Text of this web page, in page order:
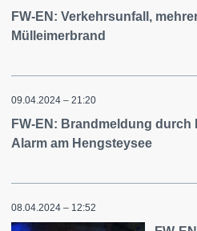
FW-EN: Verkehrsunfall,
Mülleimerbrand
09.04.2024 – 21:20
FW-EN: Brandmeldung
Alarm am Hengsteysee
08.04.2024 – 12:52